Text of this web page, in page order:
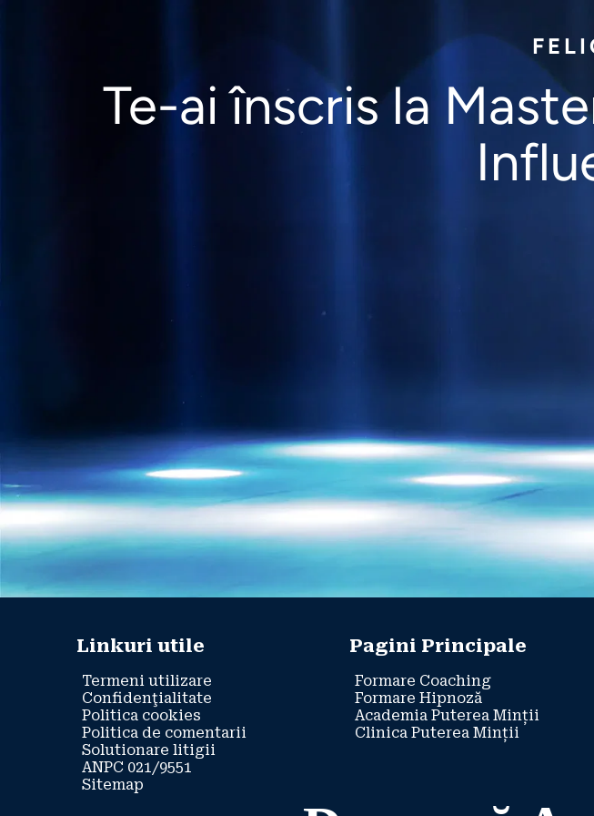
Te-ai înscris la
Linkuri utile
Termeni utilizare
Confidenţialitate
Politica cookies
Politica de comentarii
Solutionare litigii
ANPC 021/9551
Sitemap
Pagini Principale
Formare Coaching
Formare Hipnoză
Academia Puterea Minții
Clinica Puterea Minții